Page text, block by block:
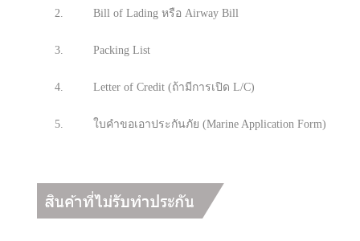
2. Bill of Lading หรือ Airway Bill
3. Packing List
4. Letter of Credit (ถ้ามีการเปิด L/C)
5. ใบคำขอเอาประกันภัย (Marine Application Form)